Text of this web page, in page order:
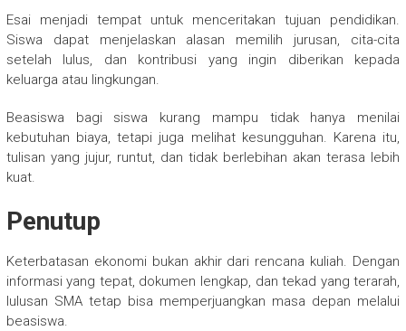
Esai menjadi tempat untuk menceritakan tujuan pendidikan.
Siswa dapat menjelaskan alasan memilih jurusan, cita-cita
setelah lulus, dan kontribusi yang ingin diberikan kepada
keluarga atau lingkungan.
Beasiswa bagi siswa kurang mampu tidak hanya menilai
kebutuhan biaya, tetapi juga melihat kesungguhan. Karena itu,
tulisan yang jujur, runtut, dan tidak berlebihan akan terasa lebih
kuat.
Penutup
Keterbatasan ekonomi bukan akhir dari rencana kuliah. Dengan
informasi yang tepat, dokumen lengkap, dan tekad yang terarah,
lulusan SMA tetap bisa memperjuangkan masa depan melalui
beasiswa.